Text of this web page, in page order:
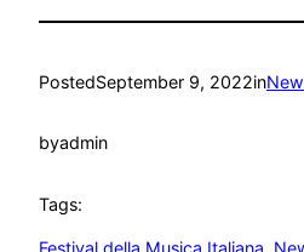
PostedSeptember 9, 2022in
byadmin
Tags: